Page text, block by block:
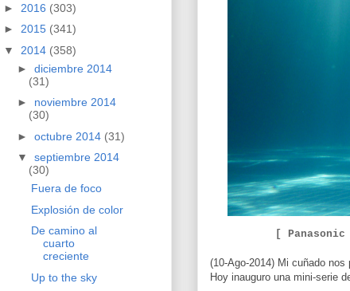
[ Panasonic
(10-Ago-2014) Mi cuñado nos
Hoy inauguro una mini-serie
► 2016 (303)
► 2015 (341)
▼ 2014 (358)
► diciembre 2014
(31)
► noviembre 2014
(30)
► octubre 2014 (31)
▼ septiembre 2014
(30)
Fuera de foco
Explosión de color
De camino al
cuarto
creciente
Up to the sky